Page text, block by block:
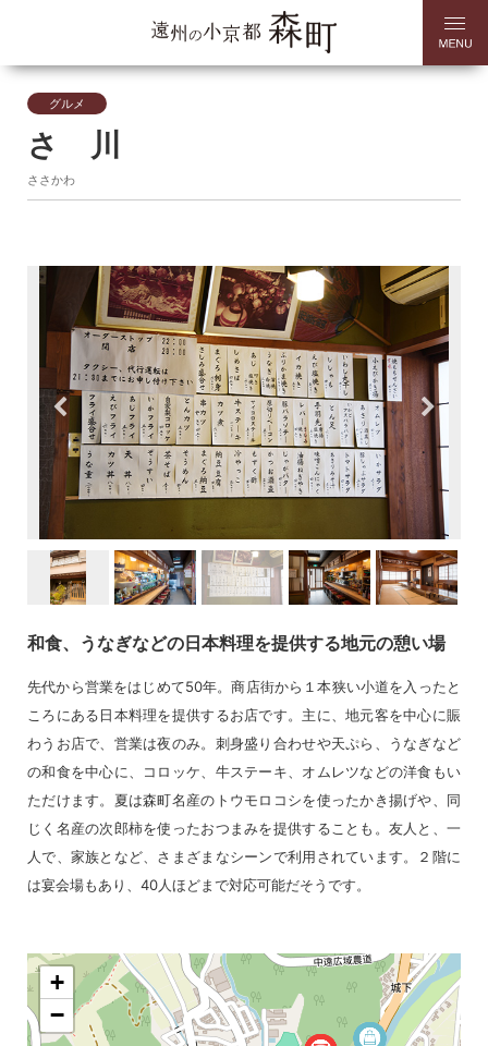
グルメ
さゝ川
ささかわ
和食、うなぎなどの日本料理を提供する地元の憩い場
先代から営業をはじめて50年。商店街から１本狭い小道を入ったと
ころにある日本料理を提供するお店です。主に、地元客を中心に賑
わうお店で、営業は夜のみ。刺身盛り合わせや天ぷら、うなぎなど
の和食を中心に、コロッケ、牛ステーキ、オムレツなどの洋食もい
ただけます。夏は森町名産のトウモロコシを使ったかき揚げや、同
じく名産の次郎柿を使ったおつまみを提供することも。友人と、一
人で、家族となど、さまざまなシーンで利用されています。２階に
は宴会場もあり、40人ほどまで対応可能だそうです。
+
−